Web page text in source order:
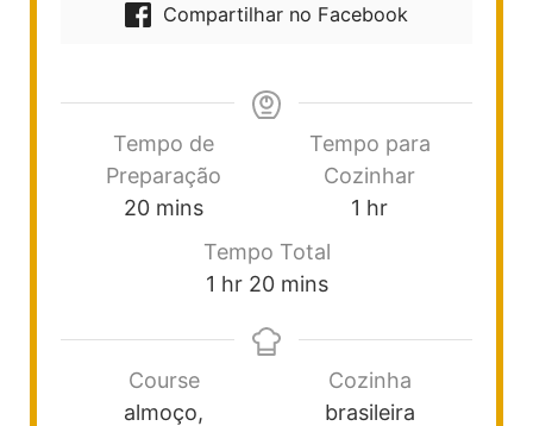
Compartilhar no Facebook
Tempo de
Preparação
20 mins
Tempo para
Cozinhar
1 hr
Tempo Total
1 hr 20 mins
Course
almoço,
Cozinha
brasileira